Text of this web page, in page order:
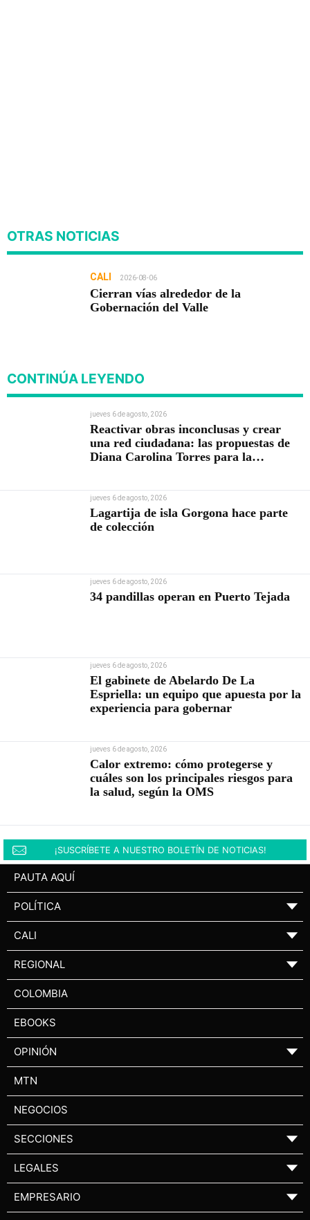
OTRAS NOTICIAS
CALI 2026-08-06
Cierran vías alrededor de la
Gobernación del Valle
CONTINÚA LEYENDO
jueves 6 de agosto, 2026
Reactivar obras inconclusas y crear
una red ciudadana: las propuestas de
Diana Carolina Torres para la
jueves 6 de agosto, 2026
Lagartija de isla Gorgona hace parte
de colección
jueves 6 de agosto, 2026
34 pandillas operan en Puerto Tejada
jueves 6 de agosto, 2026
El gabinete de Abelardo De La
Espriella: un equipo que apuesta por la
experiencia para gobernar
jueves 6 de agosto, 2026
Calor extremo: cómo protegerse y
cuáles son los principales riesgos para
la salud, según la OMS
¡SUSCRÍBETE A NUESTRO BOLETÍN DE NOTICIAS!
PAUTA AQUÍ
POLÍTICA ▼
CALI ▼
REGIONAL ▼
COLOMBIA
EBOOKS
OPINIÓN ▼
MTN
NEGOCIOS
SECCIONES ▼
LEGALES ▼
EMPRESARIO ▼